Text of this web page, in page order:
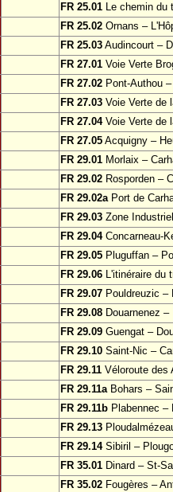
FR 25.01 Le chemin du
FR 25.02 Ornans –
FR 25.03 Audincourt –
FR 27.01 Voie Verte
FR 27.02 Pont-Authou
FR 27.03 Voie Verte de
FR 27.04Voie Verte de
FR 27.05 Acquigny –
FR 29.01 Morlaix –
FR 29.02 Rosporden –
FR 29.02aPort de
FR 29.03 Zone
FR 29.04Concarneau-
FR 29.05 Pluguffan –
FR 29.06 L'itinéraire du
FR 29.07 Pouldreuzic –
FR 29.08 Douarnenez
FR 29.09 Guengat –
FR 29.10 Saint-Nic –
FR 29.11 Véloroute des
FR 29.11aBohars –
FR 29.11b Plabennec –
FR 29.13
FR 29.14Sibiril –
FR 35.01 Dinard – St-
FR 35.02 Fougères –